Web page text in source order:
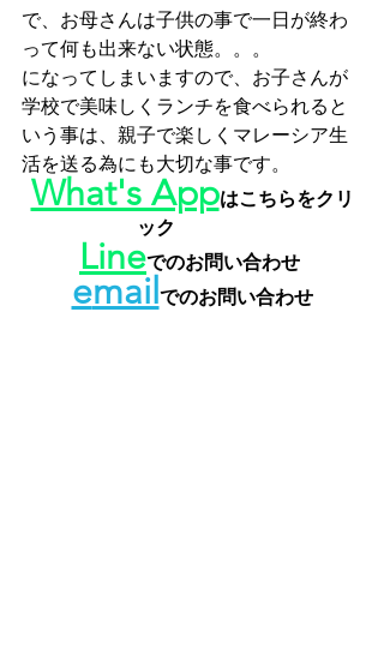
で、お母さんは子供の事で一日が終わ
って何も出来ない状態。。。
になってしまいますので、お子さんが
学校で美味しくランチを食べられると
いう事は、親子で楽しくマレーシア生
活を送る為にも大切な事です。
What's Appはこちらをクリ
ック
Lineでのお問い合わせ
email でのお問い合わせ